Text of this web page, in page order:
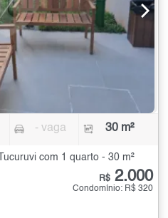
- vaga 30 m²
com 1 quarto - 30 m²
R$ 2.000
Condomínio: R$ 320